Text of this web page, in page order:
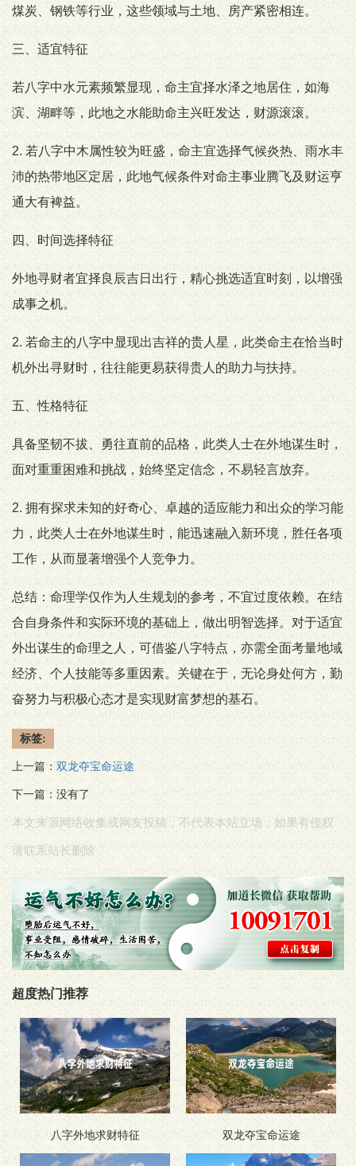
煤炭、钢铁等行业，这些领域与土地、房产紧密相连。
三、适宜特征
若八字中水元素频繁显现，命主宜择水泽之地居住，如海
滨、湖畔等，此地之水能助命主兴旺发达，财源滚滚。
2. 若八字中木属性较为旺盛，命主宜选择气候炎热、雨水丰
沛的热带地区定居，此地气候条件对命主事业腾飞及财运亨
通大有裨益。
四、时间选择特征
外地寻财者宜择良辰吉日出行，精心挑选适宜时刻，以增强
成事之机。
2. 若命主的八字中显现出吉祥的贵人星，此类命主在恰当时
机外出寻财时，往往能更易获得贵人的助力与扶持。
五、性格特征
具备坚韧不拔、勇往直前的品格，此类人士在外地谋生时，
面对重重困难和挑战，始终坚定信念，不易轻言放弃。
2. 拥有探求未知的好奇心、卓越的适应能力和出众的学习能
力，此类人士在外地谋生时，能迅速融入新环境，胜任各项
工作，从而显著增强个人竞争力。
总结：命理学仅作为人生规划的参考，不宜过度依赖。在结
合自身条件和实际环境的基础上，做出明智选择。对于适宜
外出谋生的命理之人，可借鉴八字特点，亦需全面考量地域
经济、个人技能等多重因素。关键在于，无论身处何方，勤
奋努力与积极心态才是实现财富梦想的基石。
标签:
上一篇：双龙夺宝命运途
下一篇：没有了
本文来源网络收集或网友投稿，不代表本站立场，如果有侵权
请联系站长删除
超度热门推荐
八字外地求财特征 双龙夺宝命运途